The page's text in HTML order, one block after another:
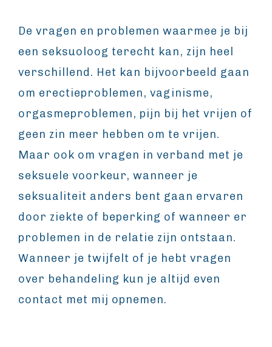
De vragen en problemen waarmee je bij
een seksuoloog terecht kan, zijn heel
verschillend. Het kan bijvoorbeeld gaan
om erectieproblemen, vaginisme,
orgasmeproblemen, pijn bij het vrijen of
geen zin meer hebben om te vrijen.
Maar ook om vragen in verband met je
seksuele voorkeur, wanneer je
seksualiteit anders bent gaan ervaren
door ziekte of beperking of wanneer er
problemen in de relatie zijn ontstaan.
Wanneer je twijfelt of je hebt vragen
over behandeling kun je altijd even
contact met mij opnemen.